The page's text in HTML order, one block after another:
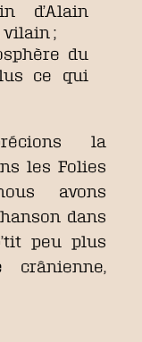
d’Alain
vilain ;
du
ce qui
la
les Folies
avons
dans
peu plus